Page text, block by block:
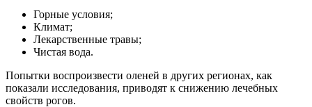
Горные условия;
Климат;
Лекарственные травы;
Чистая вода.
Попытки воспроизвести оленей в других регионах, как
показали исследования, приводят к снижению лечебных
свойств рогов.